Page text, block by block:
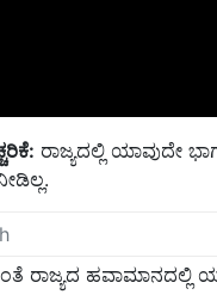
ರಾಜ್ಯದಲ್ಲಿ ಯಾವುದೇ
ಮೀನುಗಾರರಿಗೂ ಯಾವುದೇ
ರಾಜ್ಯದ ಹವಾಮಾನದಲ್ಲಿ